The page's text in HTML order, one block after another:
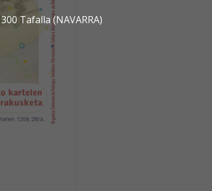
Tafalla (NAVARRA)